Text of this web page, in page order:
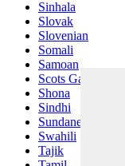
Sinhala
Slovak
Slovenian
Somali
Samoan
Scots Gaelic
Shona
Sindhi
Sundanese
Swahili
Tajik